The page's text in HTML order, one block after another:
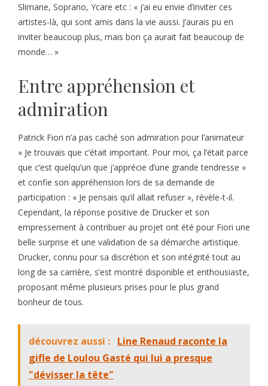
Slimane, Soprano, Ycare etc : « j’ai eu envie d’inviter ces
artistes-là, qui sont amis dans la vie aussi. J’aurais pu en
inviter beaucoup plus, mais bon ça aurait fait beaucoup de
monde… »
Entre appréhension et
admiration
Patrick Fiori n’a pas caché son admiration pour l’animateur
« Je trouvais que c’était important. Pour moi, ça l’était parce
que c’est quelqu’un que j’apprécie d’une grande tendresse »
et confie son appréhension lors de sa demande de
participation : « Je pensais qu’il allait refuser », révèle-t-il.
Cependant, la réponse positive de Drucker et son
empressement à contribuer au projet ont été pour Fiori une
belle surprise et une validation de sa démarche artistique.
Drucker, connu pour sa discrétion et son intégrité tout au
long de sa carrière, s’est montré disponible et enthousiaste,
proposant même plusieurs prises pour le plus grand
bonheur de tous.
découvrez aussi : Line Renaud raconte la
gifle de Loulou Gasté qui lui a presque
"dévisser la tête"